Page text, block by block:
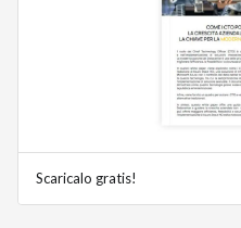
Scaricalo gratis!